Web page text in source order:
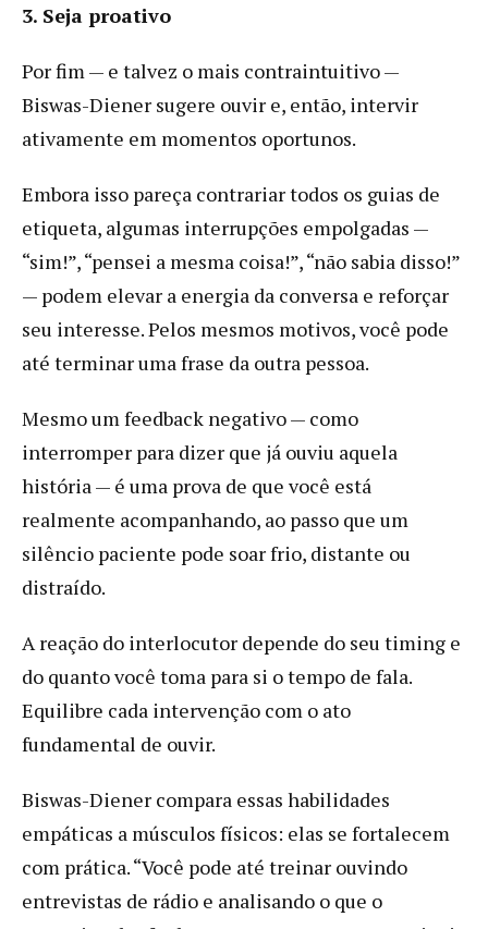
3. Seja proativo
Por fim — e talvez o mais contraintuitivo —
Biswas-Diener sugere ouvir e, então, intervir
ativamente em momentos oportunos.
Embora isso pareça contrariar todos os guias de
etiqueta, algumas interrupções empolgadas —
“sim!”, “pensei a mesma coisa!”, “não sabia disso!”
— podem elevar a energia da conversa e reforçar
seu interesse. Pelos mesmos motivos, você pode
até terminar uma frase da outra pessoa.
Mesmo um feedback negativo — como
interromper para dizer que já ouviu aquela
história — é uma prova de que você está
realmente acompanhando, ao passo que um
silêncio paciente pode soar frio, distante ou
distraído.
A reação do interlocutor depende do seu timing e
do quanto você toma para si o tempo de fala.
Equilibre cada intervenção com o ato
fundamental de ouvir.
Biswas-Diener compara essas habilidades
empáticas a músculos físicos: elas se fortalecem
com prática. “Você pode até treinar ouvindo
entrevistas de rádio e analisando o que o